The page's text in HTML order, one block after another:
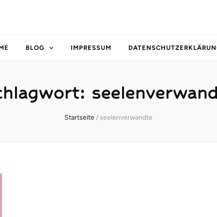
BLOG IMPRESSUM
Startseite/ seelenverwandte